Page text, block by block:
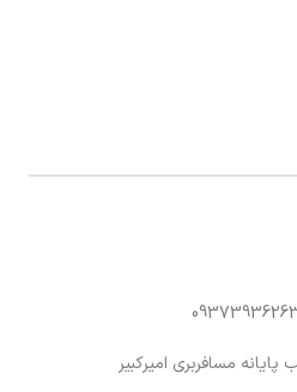
پایانه مسافربری امیرکبیر